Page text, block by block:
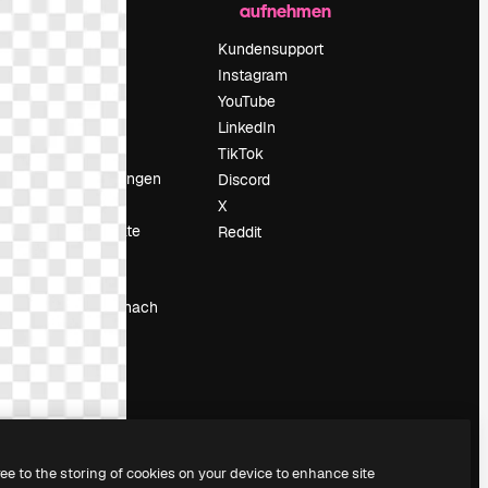
Über uns
Karriere
Blog
Veranstaltungen
Slidesgo
Deine Inhalte
verkaufen
Pressesaal
Suchst du nach
magnific.ai
aufnehmen
Kundensupport
Instagram
YouTube
LinkedIn
TikTok
Discord
X
Reddit
to the storing of cookies on your device to enhance site